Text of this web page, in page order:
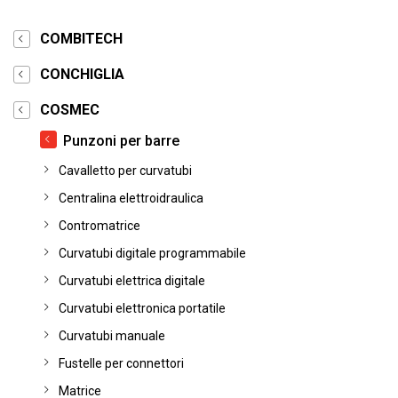
COMBITECH
CONCHIGLIA
COSMEC
Punzoni per barre
Cavalletto per curvatubi
Centralina elettroidraulica
Contromatrice
Curvatubi digitale programmabile
Curvatubi elettrica digitale
Curvatubi elettronica portatile
Curvatubi manuale
Fustelle per connettori
Matrice